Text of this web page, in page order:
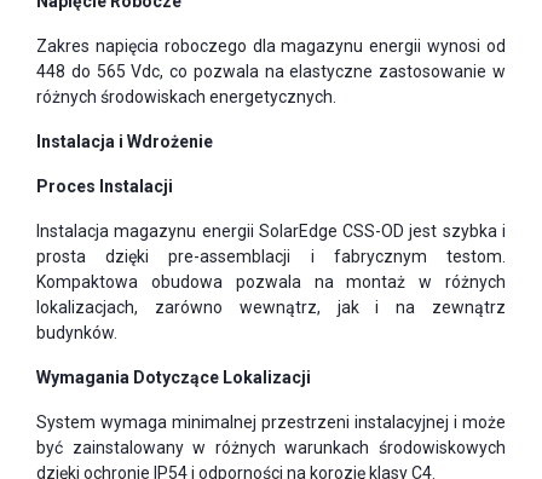
Zakres napięcia roboczego dla magazynu energii wynosi od
448 do 565 Vdc, co pozwala na elastyczne zastosowanie w
różnych środowiskach energetycznych.
Instalacja i Wdrożenie
Proces Instalacji
Instalacja magazynu energii SolarEdge CSS-OD jest szybka i
prosta dzięki pre-assemblacji i fabrycznym testom.
Kompaktowa obudowa pozwala na montaż w różnych
lokalizacjach, zarówno wewnątrz, jak i na zewnątrz
budynków.
Wymagania Dotyczące Lokalizacji
System wymaga minimalnej przestrzeni instalacyjnej i może
być zainstalowany w różnych warunkach środowiskowych
dzięki ochronie IP54 i odporności na korozję klasy C4.